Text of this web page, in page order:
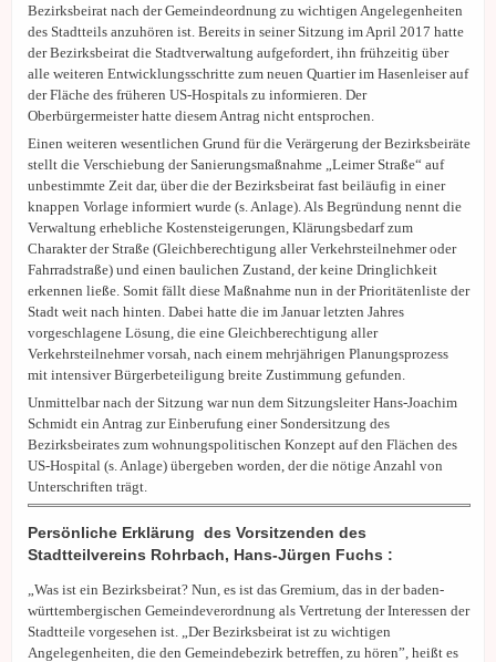
Bezirksbeirat nach der Gemeindeordnung zu wichtigen Angelegenheiten
des Stadtteils anzuhören ist. Bereits in seiner Sitzung im April 2017 hatte
der Bezirksbeirat die Stadtverwaltung aufgefordert, ihn frühzeitig über
alle weiteren Entwicklungsschritte zum neuen Quartier im Hasenleiser auf
der Fläche des früheren US-Hospitals zu informieren. Der
Oberbürgermeister hatte diesem Antrag nicht entsprochen.
Einen weiteren wesentlichen Grund für die Verärgerung der Bezirksbeiräte
stellt die Verschiebung der Sanierungsmaßnahme „Leimer Straße“ auf
unbestimmte Zeit dar, über die der Bezirksbeirat fast beiläufig in einer
knappen Vorlage informiert wurde (s. Anlage). Als Begründung nennt die
Verwaltung erhebliche Kostensteigerungen, Klärungsbedarf zum
Charakter der Straße (Gleichberechtigung aller Verkehrsteilnehmer oder
Fahrradstraße) und einen baulichen Zustand, der keine Dringlichkeit
erkennen ließe. Somit fällt diese Maßnahme nun in der Prioritätenliste der
Stadt weit nach hinten. Dabei hatte die im Januar letzten Jahres
vorgeschlagene Lösung, die eine Gleichberechtigung aller
Verkehrsteilnehmer vorsah, nach einem mehrjährigen Planungsprozess
mit intensiver Bürgerbeteiligung breite Zustimmung gefunden.
Unmittelbar nach der Sitzung war nun dem Sitzungsleiter Hans-Joachim
Schmidt ein Antrag zur Einberufung einer Sondersitzung des
Bezirksbeirates zum wohnungspolitischen Konzept auf den Flächen des
US-Hospital (s. Anlage) übergeben worden, der die nötige Anzahl von
Unterschriften trägt.
Persönliche Erklärung des Vorsitzenden des
Stadtteilvereins Rohrbach, Hans-Jürgen Fuchs :
„Was ist ein Bezirksbeirat? Nun, es ist das Gremium, das in der baden-
württembergischen Gemeindeverordnung als Vertretung der Interessen der
Stadtteile vorgesehen ist. „Der Bezirksbeirat ist zu wichtigen
Angelegenheiten, die den Gemeindebezirk betreffen, zu hören”, heißt es